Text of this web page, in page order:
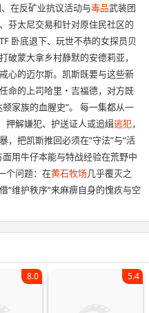
在反矿业抗议活动与毒品武装团
芬太尼交易和针对原住民社区的
卧底退下、玩世不恭的女探员贝
破蒙大拿乡村静默的安德莉亚，
心的迈尔斯。凯斯既要与这些新
命的上司哈里・吉福德，对方既
家族的血腥史”。 每一集都从一
押解嫌犯、护送证人或追缉逃犯，
，把凯斯推回必须在“守法”与“活
用牛仔本能与特战经验在荒野中
个问题：在黄石牧场几乎覆灭之
“维护秩序”来麻痹自身的愧疚与空
8.0 5.4